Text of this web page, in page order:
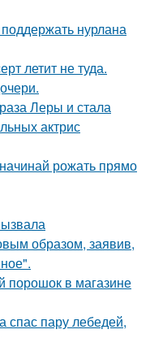
нурлана
летит не туда.
Леры и стала
актрис
рожать прямо
образом, заявив,
в магазине
спас пару лебедей,